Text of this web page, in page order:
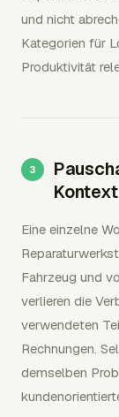
und nicht
Kategorien für
Produktivität
Eine einzelne
Fahrzeug und
verlieren die
verwendeten
Rechnungen.
demselben